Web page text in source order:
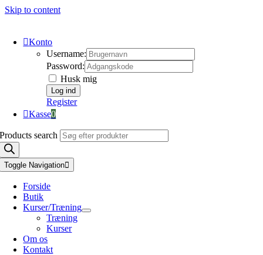
Skip to content
Konto
Username:
Password:
Husk mig
Register
Kasse0
Products search
Toggle Navigation
Forside
Butik
Kurser/Træning
Træning
Kurser
Om os
Kontakt